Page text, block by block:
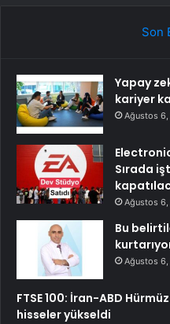
Son
Yapay
kariyer
Ağustos
Sırada
Ağustos
Bu
Ağustos
FTSE 100: İran-ABD
hisseler yükseldi